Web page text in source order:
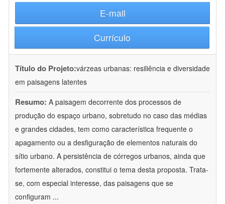
E-mail
Currículo
Título do Projeto:várzeas urbanas: resiliência e diversidade
em paisagens latentes
Resumo: A paisagem decorrente dos processos de
produção do espaço urbano, sobretudo no caso das médias
e grandes cidades, tem como característica frequente o
apagamento ou a desfiguração de elementos naturais do
sítio urbano. A persistência de córregos urbanos, ainda que
fortemente alterados, constitui o tema desta proposta. Trata-
se, com especial interesse, das paisagens que se
configuram ...